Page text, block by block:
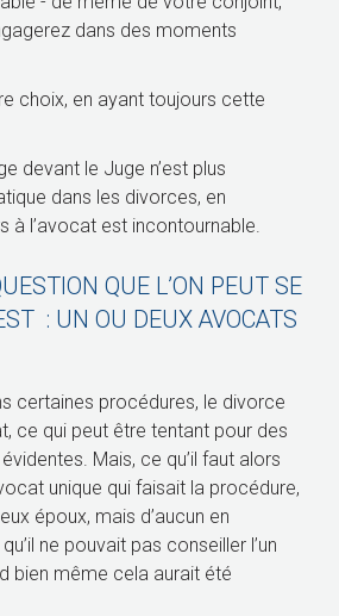
dans des moments
choix, en ayant toujours cette
devant le Juge n’est plus
dans les divorces, en
à l’avocat est incontournable.
QUE L’ON PEUT SE
: UN OU DEUX AVOCATS
certaines procédures, le divorce
ce qui peut être tentant pour des
Mais, ce qu’il faut alors
unique qui faisait la procédure,
époux, mais d’aucun en
ne pouvait pas conseiller l’un
bien même cela aurait été